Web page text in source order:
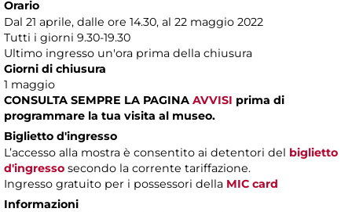
Orario
Dal 21 aprile, dalle ore 14.30, al 22 maggio 2022
Tutti i giorni 9.30-19.30
Ultimo ingresso un'ora prima della chiusura
Giorni di chiusura
1 maggio
CONSULTA SEMPRE LA PAGINA AVVISI prima di
programmare la tua visita al museo.
Biglietto d'ingresso
L’accesso alla mostra è consentito ai detentori del biglietto
d'ingresso secondo la corrente tariffazione.
Ingresso gratuito per i possessori della MIC card
Informazioni